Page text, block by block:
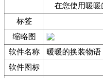
在您使用暖暖
标签
缩略图
软件名称
暖暖的换装物语
软件图标